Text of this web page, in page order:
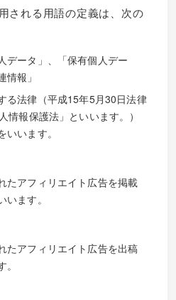
される用語の定義は、次の
データ」、「保有個人デー
情報」
る法律（平成15年5月30日法律
情報保護法」といいます。）
います。
たアフィリエイト広告を掲載
ます。
たアフィリエイト広告を出稿